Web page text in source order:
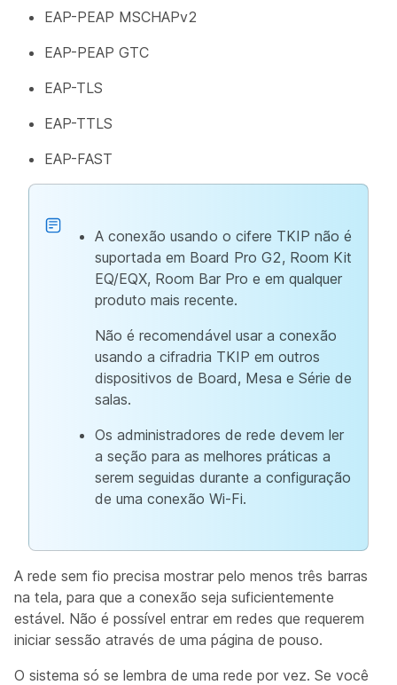
EAP-PEAP MSCHAPv2
EAP-PEAP GTC
EAP-TLS
EAP-TTLS
EAP-FAST
A conexão usando o cifere TKIP não é
suportada em Board Pro G2, Room Kit
EQ/EQX, Room Bar Pro e em qualquer
produto mais recente.
Não é recomendável usar a conexão
usando a cifradria TKIP em outros
dispositivos de Board, Mesa e Série de
salas.
Os administradores de rede devem ler
a seção para as melhores práticas a
serem seguidas durante a configuração
de uma conexão Wi-Fi.
A rede sem fio precisa mostrar pelo menos três barras
na tela, para que a conexão seja suficientemente
estável. Não é possível entrar em redes que requerem
iniciar sessão através de uma página de pouso.
O sistema só se lembra de uma rede por vez. Se você